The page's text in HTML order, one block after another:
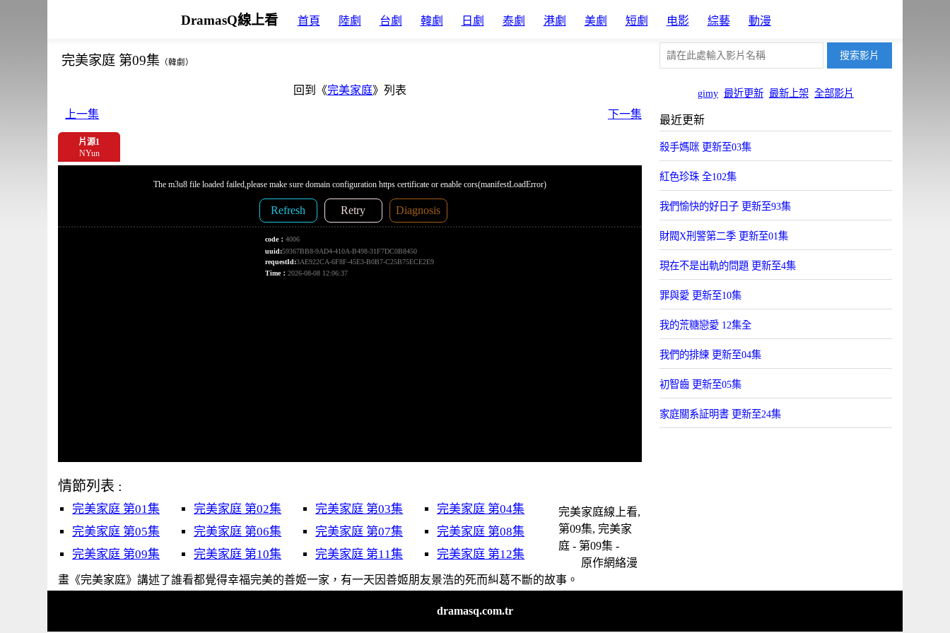
DramasQ線上看 首頁 陸劇 台劇 韓劇 日劇 泰劇 港劇 美劇 短劇 电影 綜藝 動漫
gimy 最近更新 最新上架 全部影片
完美家庭 第09集 （韓劇）
回到《完美家庭》列表
上一集
下一集
片源1
NYun
情節列表 :
完美家庭 第01集 完美家庭 第02集 完美家庭 第03集
完美家庭 第04集
完美家庭 第05集
完美家庭 第06集 完美家庭 第07集
完美家庭 第08集
完美家庭 第09集
完美家庭 第10集 完美家庭 第11集 完美家庭 第12集
完美家庭線上看,
第09集, 完美家
庭 - 第09集 -
原作網絡漫
畫《完美家庭》講述了誰看都覺得幸福完美的善姬一家，有一天因善姬朋友景浩的死而糾葛不斷的故事。
最近更新
殺手媽咪 更新至03集
紅色珍珠 全102集
我們愉快的好日子 更新至93集
財閥X刑警第二季 更新至01集
現在不是出軌的問題 更新至4集
罪與愛 更新至10集
我的荒糖戀愛 12集全
我們的排練 更新至04集
初智齒 更新至05集
家庭關系証明書 更新至24集
dramasq.com.tr